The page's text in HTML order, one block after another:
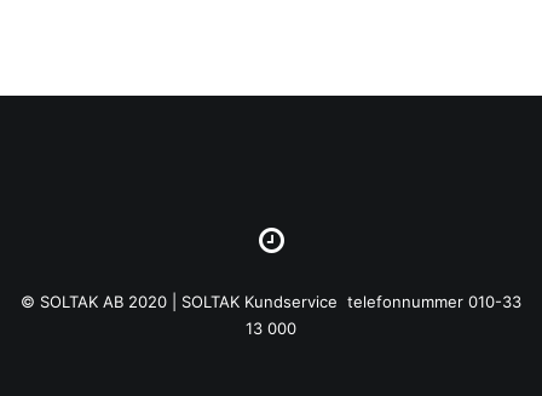
© SOLTAK AB 2020 | SOLTAK Kundservice telefonnummer 010-33
13 000